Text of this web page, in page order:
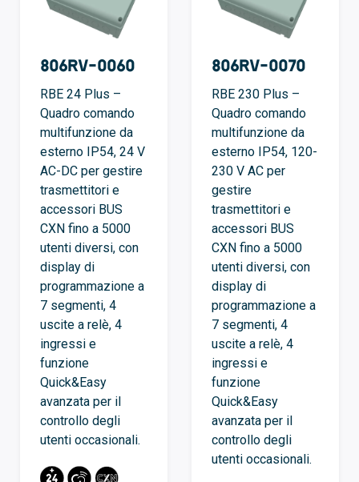
806RV-0060
RBE 24 Plus –
Quadro comando
multifunzione da
esterno IP54, 24 V
AC-DC per gestire
trasmettitori e
accessori BUS
CXN fino a 5000
utenti diversi, con
display di
programmazione a
7 segmenti, 4
uscite a relè, 4
ingressi e
funzione
Quick&Easy
avanzata per il
controllo degli
utenti occasionali.
806RV-0070
RBE 230 Plus –
Quadro comando
multifunzione da
esterno IP54, 120-
230 V AC per
gestire
trasmettitori e
accessori BUS
CXN fino a 5000
utenti diversi, con
display di
programmazione a
7 segmenti, 4
uscite a relè, 4
ingressi e
funzione
Quick&Easy
avanzata per il
controllo degli
utenti occasionali.